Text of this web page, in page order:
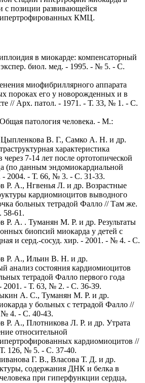
с позиции развивающейся
КМЦ.
в миокарде: компенсаторный
биол. мед. - 1995. - № 5. - С.
миофибриллярного аппарата
пороках его у новорожденных и в
// Арх. патол. - 1971. - Т. 33, № 1. - С.
патология человека. - М.:
В. Г., Самко А. Н. и др.
характеристика
7-14 лет после ортотопической
(по данным эндомиокардиальной
2004. - Т. 66, № 3. - С. 31-33.
Р. А., Нгвенья Л. и др. Возрастные
кардиомиоцитов выводного
больных тетрадой Фалло // Там же.
58-61.
Р. А. . Туманян М. Р. и др. Результаты
биопсий миокарда у детей с
и серд.-сосуд. хир. - 2001. - № 4. - С.
Р. А., Ильин В. Н. и др.
анализ состояния кардиомиоцитов
тетрадой Фалло первого года
2001. - Т. 63, № 2. - С. 36-39.
А. С., Туманян М. Р. и др.
у больных с тетрадой Фалло //
4. - С. 40-43.
Р. А., Плотникова Л. Р. и др. Утрата
относительной
кардиомиоцитов //
126, № 5. - С. 37-40.
Г. В., Власова Т. Д. и др.
содержания ДНК и белка в
при гиперфункции сердца,